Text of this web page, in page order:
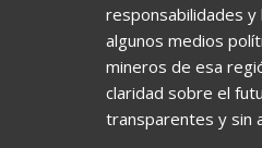
responsabilidades y
algunos medios
mineros de esa
claridad sobre el
transparentes y sin